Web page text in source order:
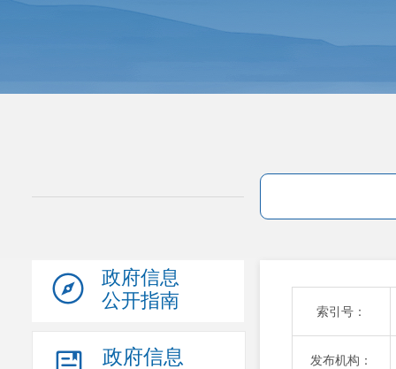
政府信息
公开指南
政府信息
索引号：
发布机构：